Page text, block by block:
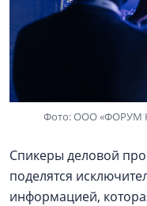
Фото: ООО
Спикеры деловой
поделятся
информацией,